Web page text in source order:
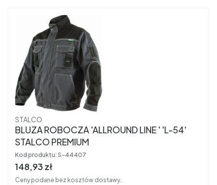
Producent
STALCO
BLUZA ROBOCZA 'ALLROUND LINE ' 'L-54'
STALCO PREMIUM
Kod produktu: S-44407
Cena brutto
148,93 zł
Ceny podane bez kosztów dostawy.